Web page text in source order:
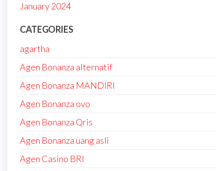
January 2024
CATEGORIES
agartha
Agen Bonanza alternatif
Agen Bonanza MANDIRI
Agen Bonanza ovo
Agen Bonanza Qris
Agen Bonanza uang asli
Agen Casino BRI